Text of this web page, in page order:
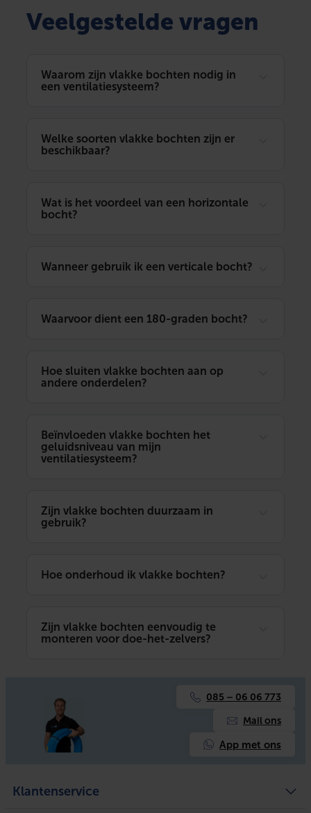
Veelgestelde vragen
Waarom zijn vlakke bochten nodig in
een ventilatiesysteem?
Welke soorten vlakke bochten zijn er
beschikbaar?
Wat is het voordeel van een horizontale
bocht?
Wanneer gebruik ik een verticale bocht?
Waarvoor dient een 180-graden bocht?
Hoe sluiten vlakke bochten aan op
andere onderdelen?
Beïnvloeden vlakke bochten het
geluidsniveau van mijn
ventilatiesysteem?
Zijn vlakke bochten duurzaam in
gebruik?
Hoe onderhoud ik vlakke bochten?
Zijn vlakke bochten eenvoudig te
monteren voor doe-het-zelvers?
085 – 06 06 773
Mail ons
App met ons
Klantenservice